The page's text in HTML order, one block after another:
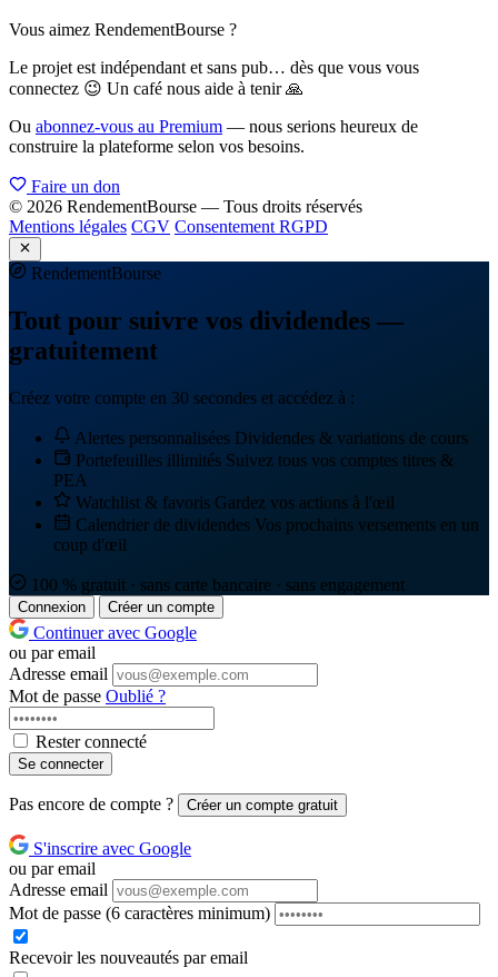
Vous aimez RendementBourse ?
Le projet est indépendant et sans pub… dès que vous vous
connectez 😉 Un café nous aide à tenir 🙏
Ou abonnez-vous au Premium — nous serions heureux de
construire la plateforme selon vos besoins.
Faire un don
© 2026 RendementBourse — Tous droits réservés
Mentions légales CGV Consentement RGPD
RendementBourse
Tout pour suivre vos dividendes —
gratuitement
Créez votre compte en 30 secondes et accédez à :
Alertes personnalisées Dividendes & variations de cours
Portefeuilles illimités Suivez tous vos comptes titres &
PEA
Watchlist & favoris Gardez vos actions à l'œil
Calendrier de dividendes Vos prochains versements en un
coup d'œil
100 % gratuit · sans carte bancaire · sans engagement
Connexion Créer un compte
Continuer avec Google
ou par email
Adresse email
Mot de passe Oublié ?
Rester connecté
Se connecter
Pas encore de compte ? Créer un compte gratuit
S'inscrire avec Google
ou par email
Adresse email
Mot de passe (6 caractères minimum)
Recevoir les nouveautés par email